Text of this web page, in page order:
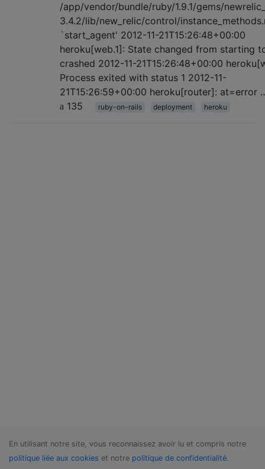
/app/vendor/bundle/ruby/1.9.1/gems/
3.4.2/lib/new_relic/control/
`start_agent' 2012-11-21T15:26:48+00:00
heroku[web.1]: State changed from starting
crashed 2012-11-21T15:26:48+00:00
Process exited with status 1 2012-11-
21T15:26:59+00:00 heroku[router]: at=error
135
ruby-on-rails deployment heroku
En utilisant notre site, vous reconnaissez avoir lu et compris notre
politique liée aux cookies et notre politique de confidentialité.